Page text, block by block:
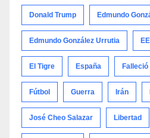
Donald Trump Edmundo
Edmundo González Urrutia
El Tigre España Falleció
Fútbol Guerra Irán
José Cheo Salazar Libertad